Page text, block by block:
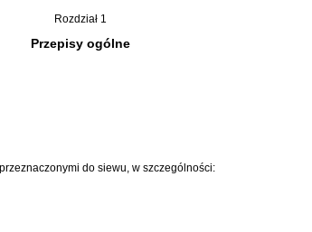
Rozdział 1
Przepisy ogólne
do siewu, w szczególności: